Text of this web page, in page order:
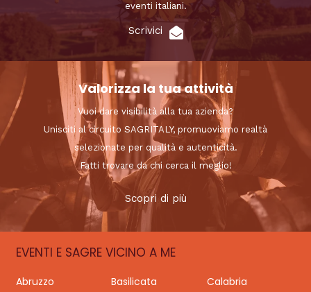
eventi italiani.
Scrivici
Valorizza la tua attività
Vuoi dare visibilità alla tua azienda?
Unisciti al circuito SAGRITALY, promuoviamo realtà
selezionate per qualità e autenticità.
Fatti trovare da chi cerca il meglio!
Scopri di più
EVENTI E SAGRE VICINO A ME
Abruzzo Basilicata
Calabria